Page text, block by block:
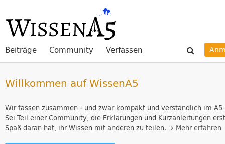
Beiträge Community Verfassen
Willkommen auf WissenA5
Wir fassen zusammen - und zwar kompakt und verständlich im
Sei Teil einer Community, die Erklärungen und Kurzanleitungen
Spaß daran hat, ihr Wissen mit anderen zu teilen.
Mehr erfahren